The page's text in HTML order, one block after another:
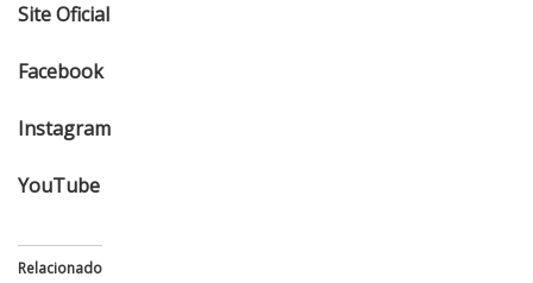
Site Oficial
Facebook
Instagram
YouTube
Relacionado